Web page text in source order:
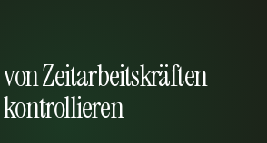
Zeitarbeitskräften
kontrollieren